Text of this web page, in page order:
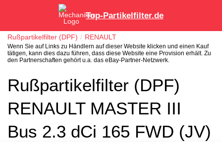
Top-Partikelfilter.de
Rußpartikelfilter (DPF) RENAULT
Wenn Sie auf Links zu Händlern auf dieser Website klicken und einen Kauf
tätigen, kann dies dazu führen, dass diese Website eine Provision erhält. Zu
den Partnerschaften gehört u.a. das eBay-Partner-Netzwerk.
Rußpartikelfilter (DPF)
RENAULT MASTER III
Bus 2.3 dCi 165 FWD (JV)